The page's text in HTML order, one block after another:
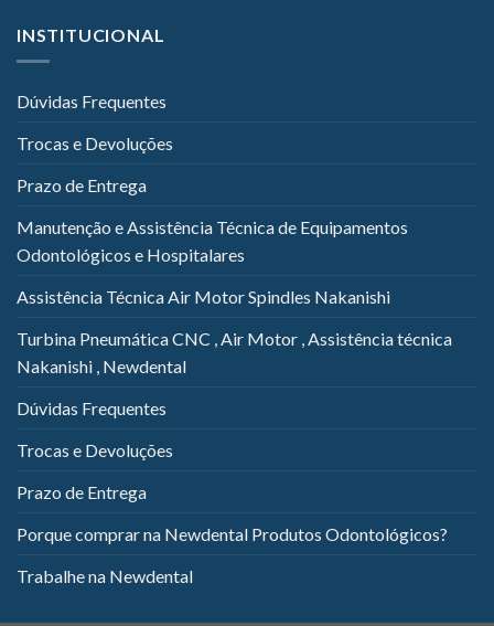
INSTITUCIONAL
Dúvidas Frequentes
Trocas e Devoluções
Prazo de Entrega
Manutenção e Assistência Técnica de Equipamentos
Odontológicos e Hospitalares
Assistência Técnica Air Motor Spindles Nakanishi
Turbina Pneumática CNC , Air Motor , Assistência técnica
Nakanishi , Newdental
Dúvidas Frequentes
Trocas e Devoluções
Prazo de Entrega
Porque comprar na Newdental Produtos Odontológicos?
Trabalhe na Newdental